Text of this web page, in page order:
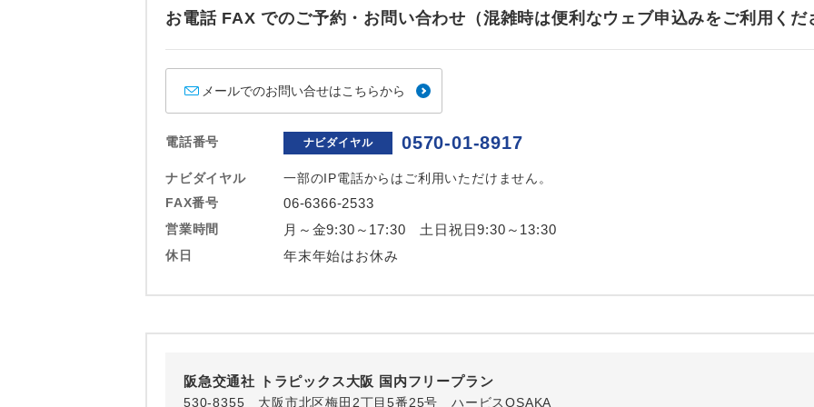
お電話 FAX でのご予約・お問い合わせ（混雑時は便利なウェブ申込みをご利用くだ
メールでのお問い合せはこちらから
電話番号 ナビダイヤル 0570-01-8917
ナビダイヤル
一部のIP電話からはご利用いただけません。
FAX番号
06-6366-2533
営業時間 月～金9:30～17:30 土日祝日9:30～13:30
休日 年末年始はお休み
阪急交通社 トラピックス大阪 国内フリープラン
530-8355 大阪市北区梅田2丁目5番25号 ハービスOSAKA
ホテル指定 ご紹介するホテルを指定したコースです。
おひとり様バス2席利用 おひとり様でバス席を2席利⽤できます。